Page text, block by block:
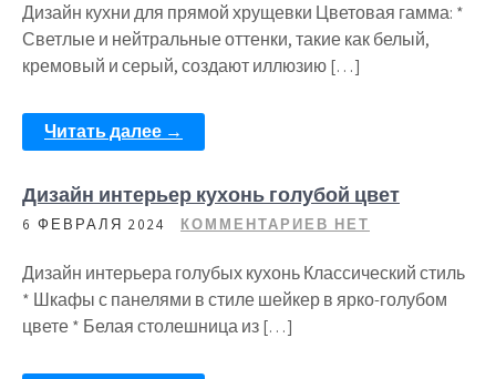
Дизайн кухни для прямой хрущевки Цветовая гамма: *
Светлые и нейтральные оттенки, такие как белый,
кремовый и серый, создают иллюзию […]
Читать далее →
Дизайн интерьер кухонь голубой цвет
6 ФЕВРАЛЯ 2024 КОММЕНТАРИЕВ НЕТ
Дизайн интерьера голубых кухонь Классический стиль
* Шкафы с панелями в стиле шейкер в ярко-голубом
цвете * Белая столешница из […]